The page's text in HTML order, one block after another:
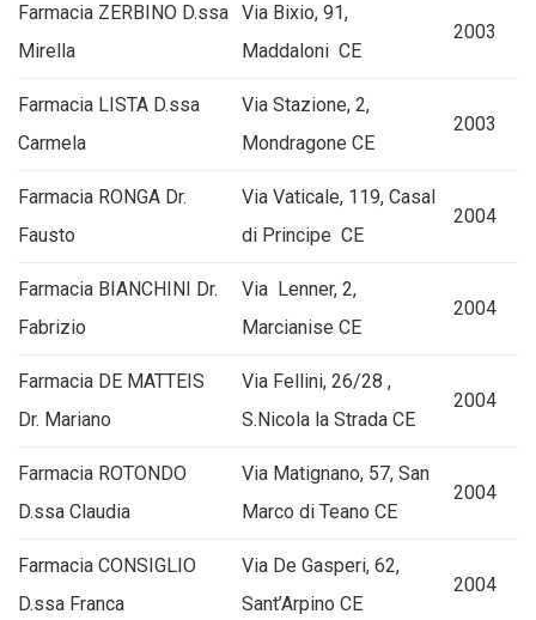
Farmacia ZERBINO D.ssa
Mirella
Via Bixio, 91,
Maddaloni CE
2003
Farmacia LISTA D.ssa
Carmela
Via Stazione, 2,
Mondragone CE
2003
Farmacia RONGA Dr.
Fausto
Via Vaticale, 119, Casal
di Principe CE
2004
Farmacia BIANCHINI Dr.
Fabrizio
Via Lenner, 2,
Marcianise CE
2004
Farmacia DE MATTEIS
Dr. Mariano
Via Fellini, 26/28 ,
S.Nicola la Strada CE
2004
Farmacia ROTONDO
D.ssa Claudia
Via Matignano, 57, San
Marco di Teano CE
2004
Farmacia CONSIGLIO
D.ssa Franca
Via De Gasperi, 62,
Sant’Arpino CE
2004